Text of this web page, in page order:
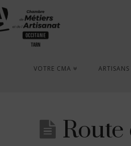
VOTRE CMA ARTISANS
Route